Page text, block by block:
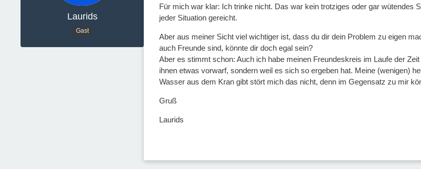
Laurids
Gast
Für mich war klar: Ich trinke nicht. Das war kein trotziges oder gar wütendes
jeder Situation gereicht.
Aber aus meiner Sicht viel wichtiger ist, dass du dir dein Problem zu eigen
auch Freunde sind, könnte dir doch egal sein?
Aber es stimmt schon: Auch ich habe meinen Freundeskreis im Laufe der
ihnen etwas vorwarf, sondern weil es sich so ergeben hat. Meine (wenigen)
Wasser aus dem Kran gibt stört mich das nicht, denn im Gegensatz zu mir
Gruß
Laurids